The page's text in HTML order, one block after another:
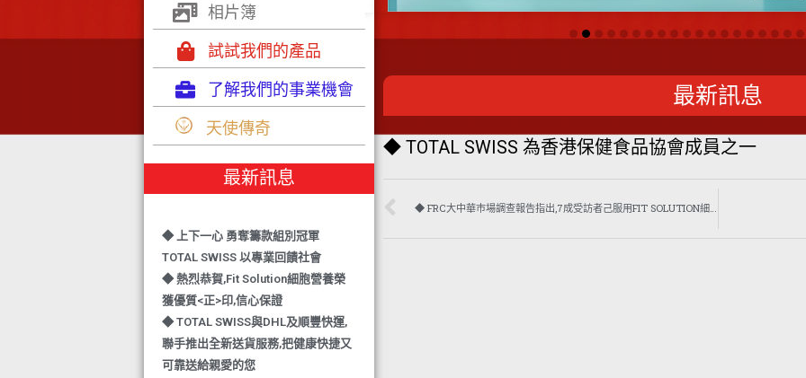
相片簿
試試我們的產品
了解我們的事業機會
天使傳奇
最新訊息
◆ TOTAL SWISS 勇奪 亞洲知識管理
學院 3項殊榮
◆ 熱烈恭賀-TOTAL SWISS 1日連奪2
獎,中銀香港環保優秀企業證書及星級
◆ 上下一心 勇奪籌款組別冠軍
TOTAL SWISS 以專業回饋社會
◆ 熱烈恭賀,Fit Solution細胞營養榮
獲優質<正>印,信心保證
◆ TOTAL SWISS與DHL及順豐快運,
聯手推出全新送貨服務,把健康快捷又
可靠送給親愛的您
最新訊息
◆ TOTAL SWISS 為香港保健食品協會成員之一
◆ FRC大中華巿場調查報告指出,7成受訪者己服用FIT SOLUTION細胞營養達4年或以上,信任產品及滿意度達99.4%